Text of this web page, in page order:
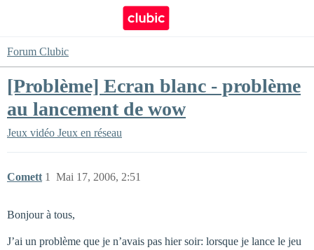
Forum Clubic
[Problème] Ecran blanc - problème
au lancement de wow
Jeux vidéo Jeux en réseau
Comett Mai 17, 2006, 2:51
1
Bonjour à tous,
J’ai un problème que je n’avais pas hier soir: lorsque je lance le jeu